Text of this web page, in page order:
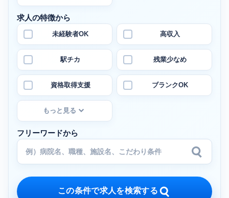
求人の特徴から
未経験者OK 高収入
駅チカ 残業少なめ
資格取得支援 ブランクOK
もっと見る
フリーワードから
この条件で求人を検索する